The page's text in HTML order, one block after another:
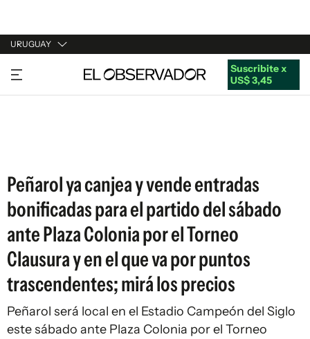
URUGUAY
URUGUAY
ARGENTINA
Suscribite x
US$ 3,45
Peñarol ya canjea y vende entradas
bonificadas para el partido del sábado
ante Plaza Colonia por el Torneo
Clausura y en el que va por puntos
trascendentes; mirá los precios
Peñarol será local en el Estadio Campeón del Siglo
este sábado ante Plaza Colonia por el Torneo